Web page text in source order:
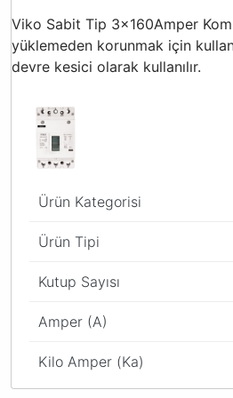
Viko Sabit Tip 3x160Amper
yüklemeden korunmak için
devre kesici olarak kullanılır.
Ürün Kategorisi
Ürün Tipi
Kutup Sayısı
Amper (A)
Kilo Amper (Ka)